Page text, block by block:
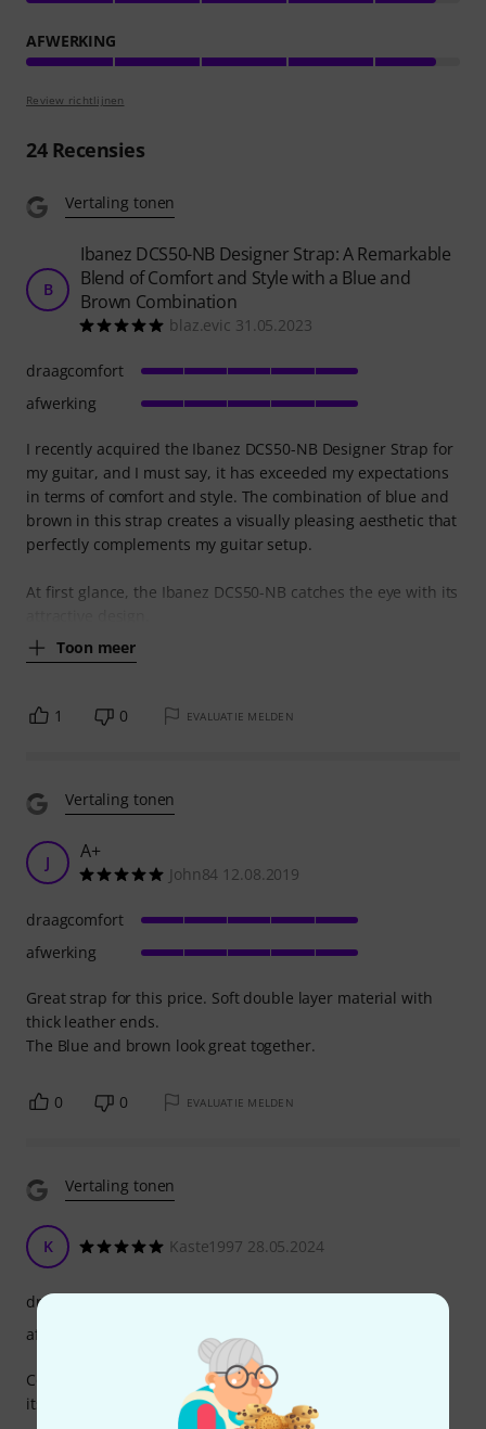
AFWERKING
Review richtlijnen
24Recensies
Vertaling tonen
B
Ibanez DCS50-NB Designer Strap: A Remarkable
Blend of Comfort and Style with a Blue and
Brown Combination
blaz.evic 31.05.2023
I recently acquired the Ibanez DCS50-NB Designer Strap for
my guitar, and I must say, it has exceeded my expectations
in terms of comfort and style. The combination of blue and
brown in this strap creates a visually pleasing aesthetic that
perfectly complements my guitar setup.
At first glance, the Ibanez DCS50-NB catches the eye with its
Toon meer
draagcomfort
afwerking
1 0 EVALUATIE MELDEN
Vertaling tonen
J A+
John84 12.08.2019
Great strap for this price. Soft double layer material with
thick leather ends.
The Blue and brown look great together.
draagcomfort
afwerking
0 0 EVALUATIE MELDEN
Vertaling tonen
K Kaste1997 28.05.2024
Comfortable and thick guitar strap
its not slippery so makes your guitar even more stable
draagcomfort
afwerking